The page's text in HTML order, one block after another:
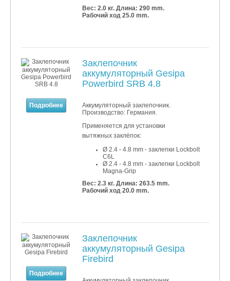
Вес: 2.0 кг. Длина: 290 mm.
Рабочий ход 25.0 mm.
Подробнее
Заклепочник
аккумуляторный Gesipa
Powerbird SRB 4.8
Аккумуляторный заклепочник.
Производство: Германия.
Применяется для установки
вытяжных заклёпок:
Ø 2.4 - 4.8 mm - заклепки Lockbolt
C6L
Ø 2.4 - 4.8 mm - заклепки Lockbolt
Magna-Grip
Вес: 2.3 кг. Длина: 263.5 mm.
Рабочий ход 20.0 mm.
Подробнее
Заклепочник
аккумуляторный Gesipa
Firebird